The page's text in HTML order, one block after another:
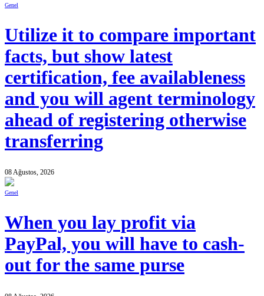
Genel
Utilize it to compare important
facts, but show latest
certification, fee availableness
and you will agent terminology
ahead of registering otherwise
transferring
08 Ağustos, 2026
Genel
When you lay profit via
PayPal, you will have to cash-
out for the same purse